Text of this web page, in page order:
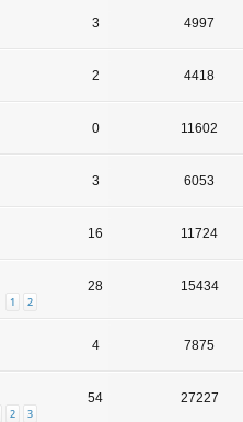
3 4997
2 4418
0 11602
3 6053
16 11724
1 2
28 15434
4 7875
2 3
54 27227